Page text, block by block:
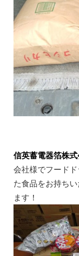
信英蓄電器箔株
会社様でフード
た食品をお持ち
ます！